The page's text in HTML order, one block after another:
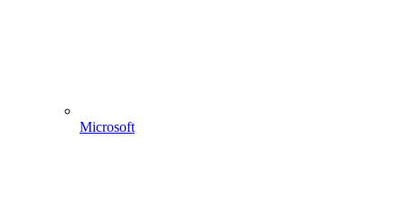
Microsoft